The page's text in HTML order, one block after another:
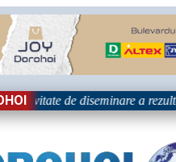
de diseminare a